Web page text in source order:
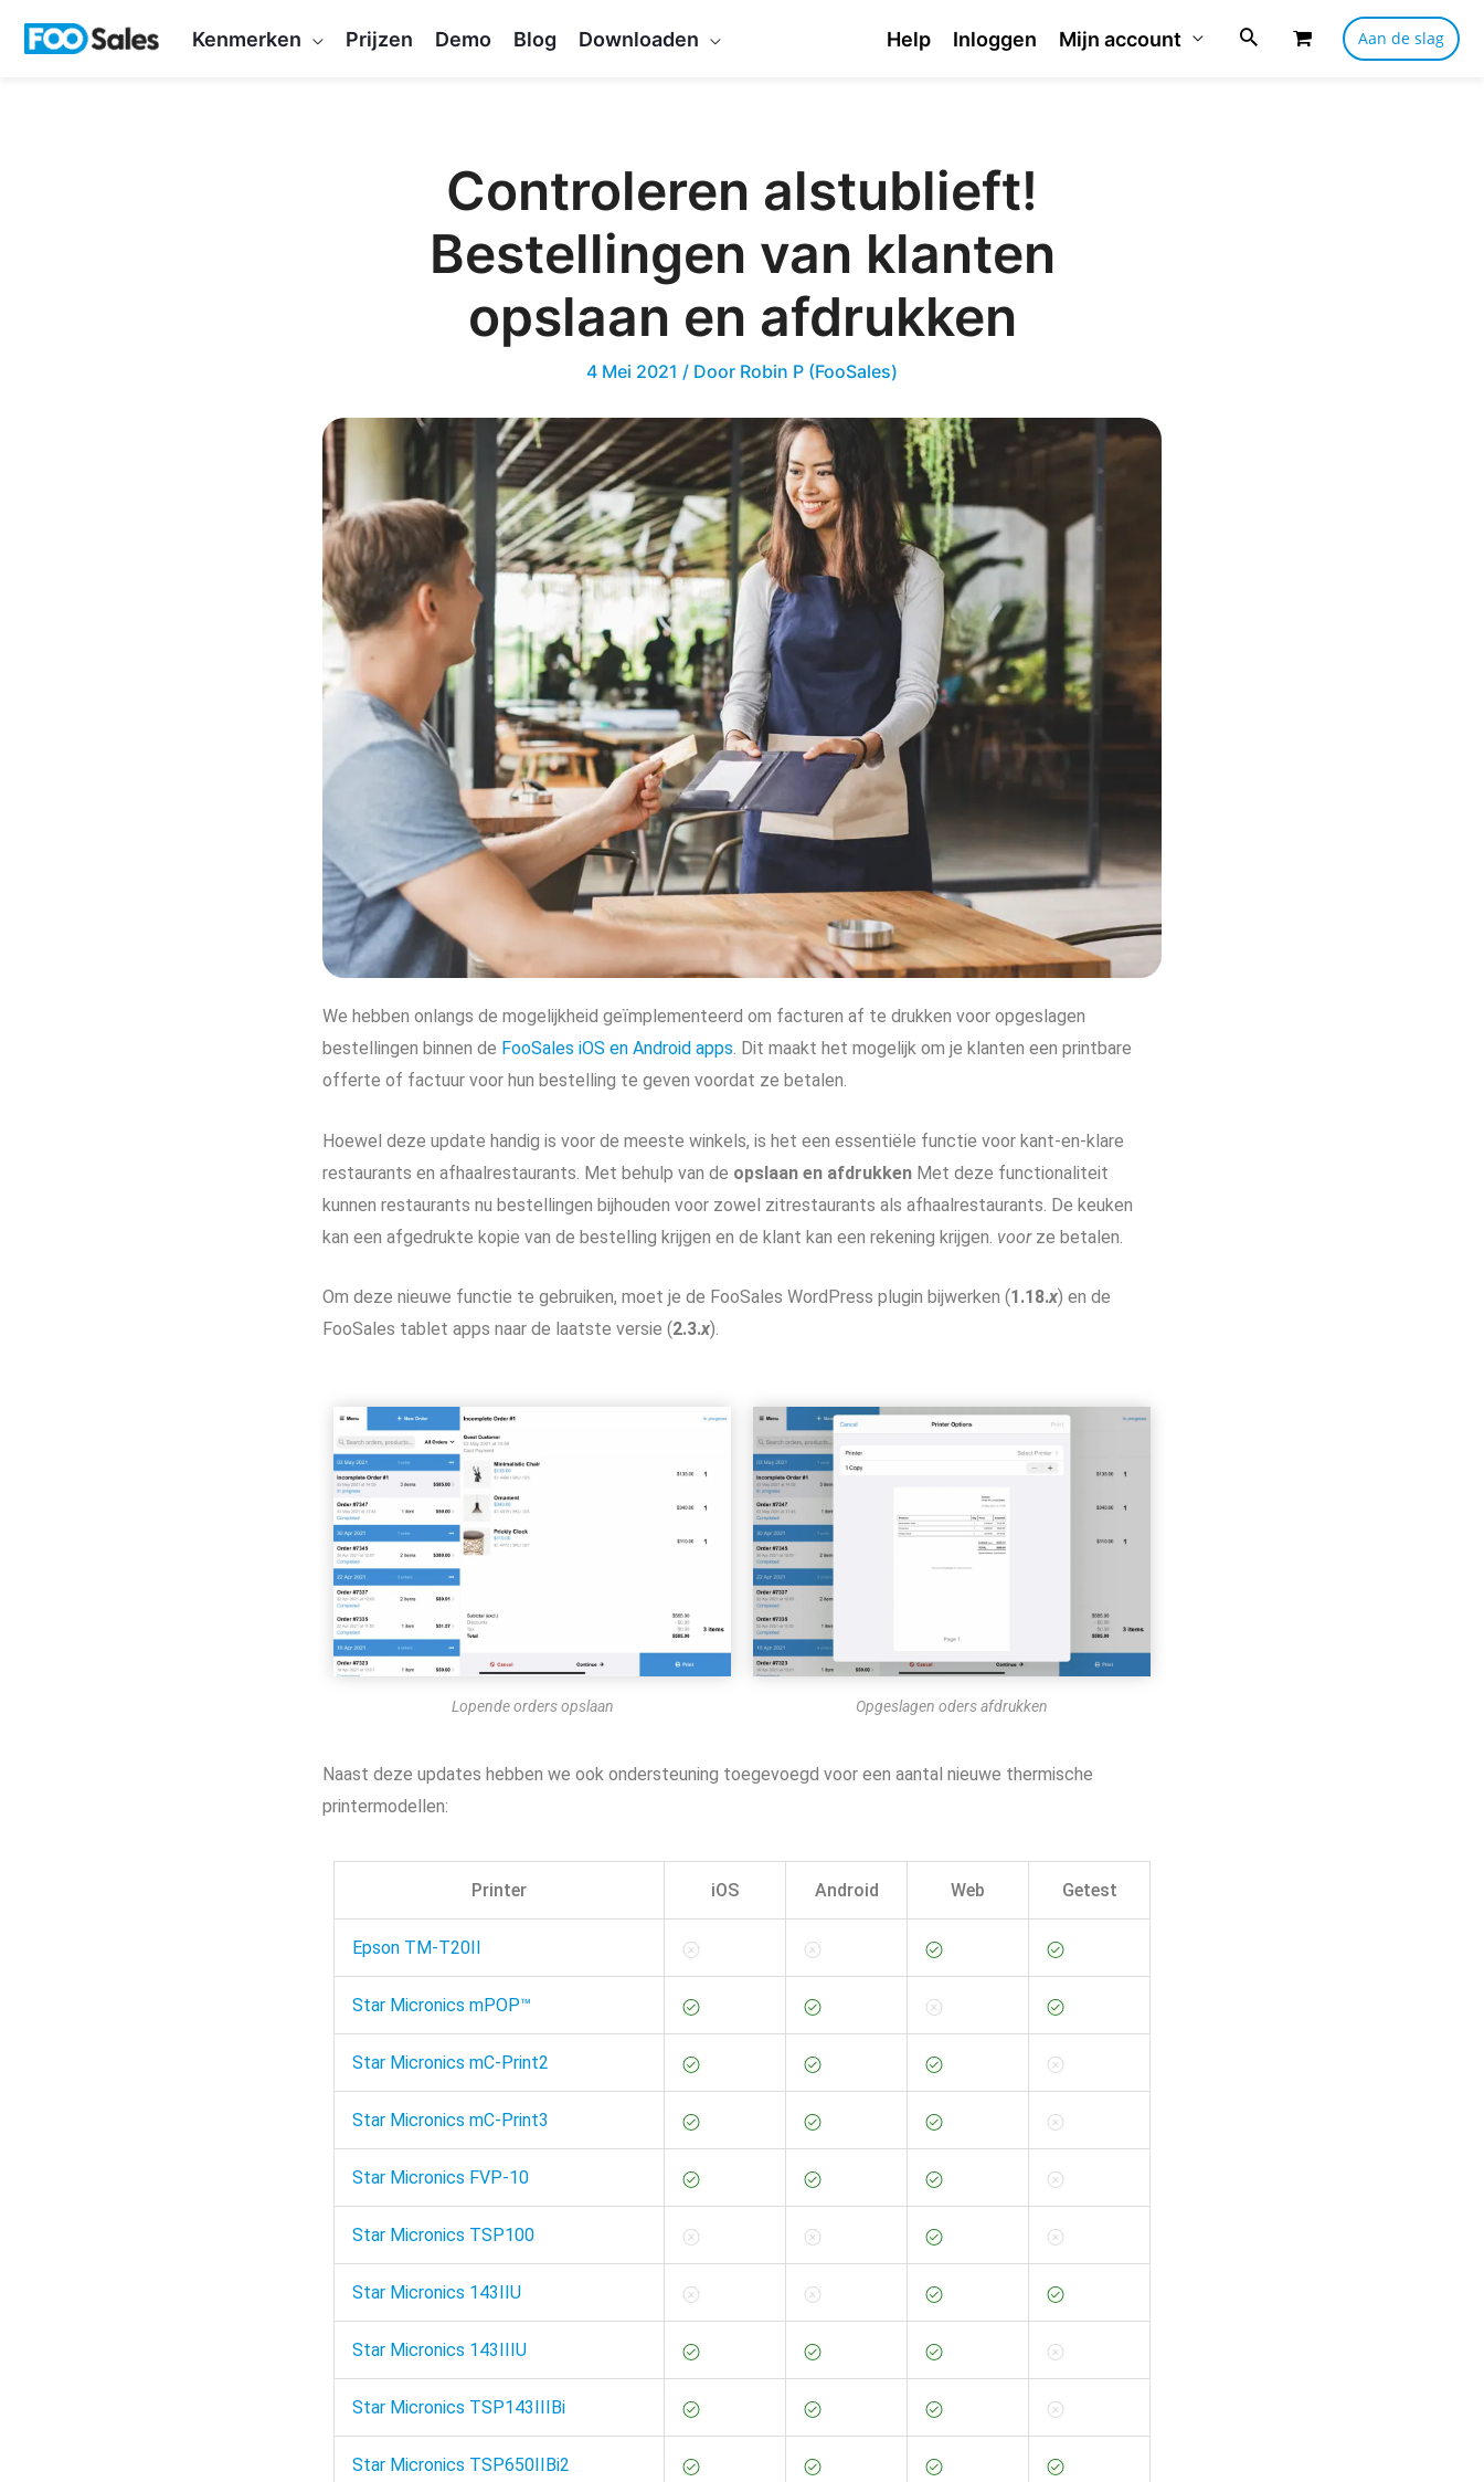
naar
Kenmerken Prijzen Demo Blog Downloaden Help Inloggen Mijn account Aan de slag
Controleren alstublieft!
Bestellingen van klanten
opslaan en afdrukken
4 Mei 2021 / Door Robin P (FooSales)
We hebben onlangs de mogelijkheid geïmplementeerd om facturen af te drukken voor opgeslagen
bestellingen binnen de FooSales iOS en Android apps. Dit maakt het mogelijk om je klanten een printbare
offerte of factuur voor hun bestelling te geven voordat ze betalen.
Hoewel deze update handig is voor de meeste winkels, is het een essentiële functie voor kant-en-klare
restaurants en afhaalrestaurants. Met behulp van de opslaan en afdrukken Met deze functionaliteit
kunnen restaurants nu bestellingen bijhouden voor zowel zitrestaurants als afhaalrestaurants. De keuken
kan een afgedrukte kopie van de bestelling krijgen en de klant kan een rekening krijgen. voorze betalen.
Om deze nieuwe functie te gebruiken, moet je de FooSales WordPress plugin bijwerken (1.18.x) en de
FooSales tablet apps naar de laatste versie (2.3.x).
Lopende orders opslaan Opgeslagen oders afdrukken
Naast deze updates hebben we ook ondersteuning toegevoegd voor een aantal nieuwe thermische
printermodellen:
Printer iOS Android Web Getest
Epson TM-T20II
Star Micronics mPOP™
Star Micronics mC-Print2
Star Micronics mC-Print3
Star Micronics FVP-10
Star Micronics TSP100
Star Micronics 143IIU
Star Micronics 143IIIU
Star Micronics TSP143IIIBi
Star Micronics TSP650IIBi2